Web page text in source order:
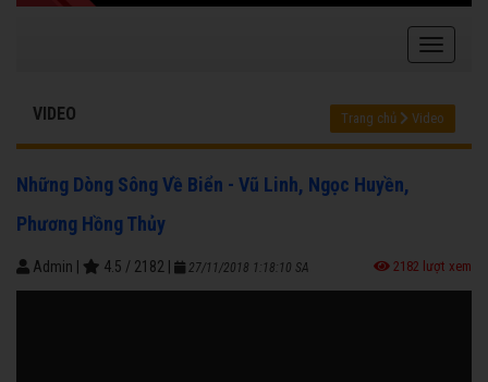
VIDEO Trang chủ Video
Những Dòng Sông Về Biển - Vũ Linh, Ngọc Huyền,
Phương Hồng Thủy
Admin 4.5 / 2182 27/11/2018 1:18:10 SA 2182 lượt xem